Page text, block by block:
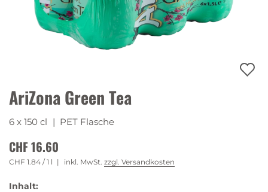
AriZona Green Tea
6 x 150 cl | PET Flasche
CHF 16.60
CHF 1.84 / 1 l inkl. MwSt. zzgl. Versandkosten
Inhalt: